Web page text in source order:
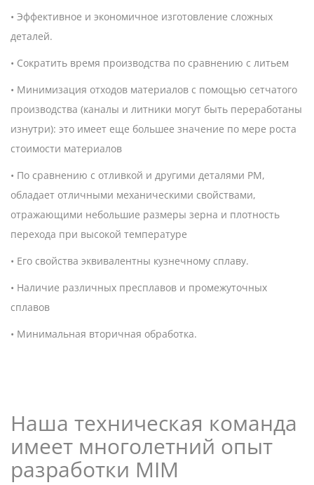
• Эффективное и экономичное изготовление сложных
деталей.
• Сократить время производства по сравнению с литьем
• Минимизация отходов материалов с помощью сетчатого
производства (каналы и литники могут быть переработаны
изнутри): это имеет еще большее значение по мере роста
стоимости материалов
• По сравнению с отливкой и другими деталями PM,
обладает отличными механическими свойствами,
отражающими небольшие размеры зерна и плотность
перехода при высокой температуре
• Его свойства эквивалентны кузнечному сплаву.
• Наличие различных пресплавов и промежуточных
сплавов
• Минимальная вторичная обработка.
Наша техническая команда
имеет многолетний опыт
разработки MIM